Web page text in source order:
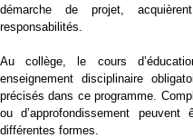
démarche de projet,
responsabilités.
Au collège, le cours
enseignement disciplinaire
précisés dans ce programme.
ou d’approfondissement
différentes formes.